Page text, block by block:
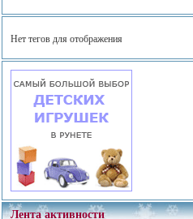
Нет тегов для отображения
Лента активности